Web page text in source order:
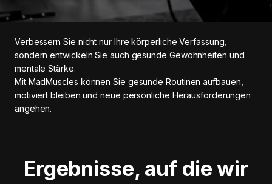
Verbessern Sie nicht nur Ihre körperliche Verfassung,
sondern entwickeln Sie auch gesunde Gewohnheiten und
mentale Stärke.
Mit MadMuscles können Sie gesunde Routinen aufbauen,
motiviert bleiben und neue persönliche Herausforderungen
angehen.
Ergebnisse, auf die wir